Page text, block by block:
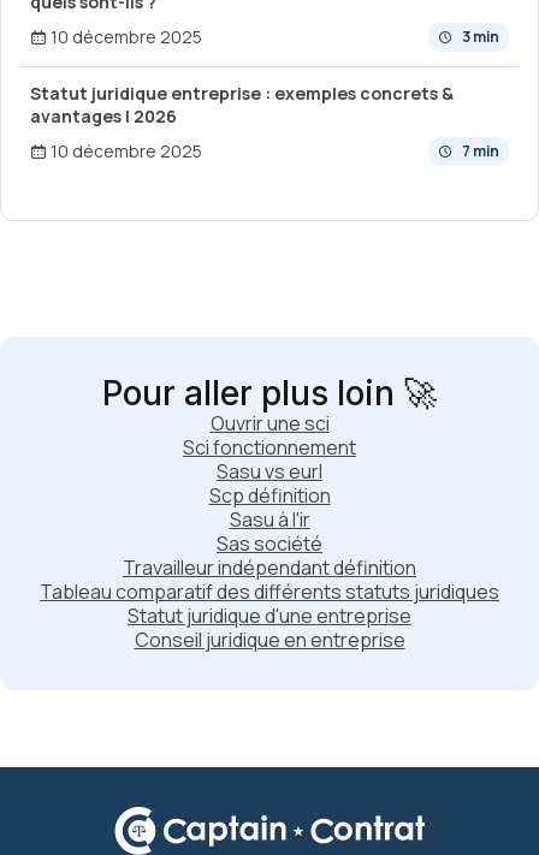
3 min
10 décembre 2025
Statut juridique entreprise : exemples concrets &
avantages | 2026
7 min
10 décembre 2025
Pour aller plus loin 🚀
Ouvrir une sci
Sci fonctionnement
Sasu vs eurl
Scp définition
Sasu à l'ir
Sas société
Travailleur indépendant définition
Tableau comparatif des différents statuts juridiques
Statut juridique d'une entreprise
Conseil juridique en entreprise